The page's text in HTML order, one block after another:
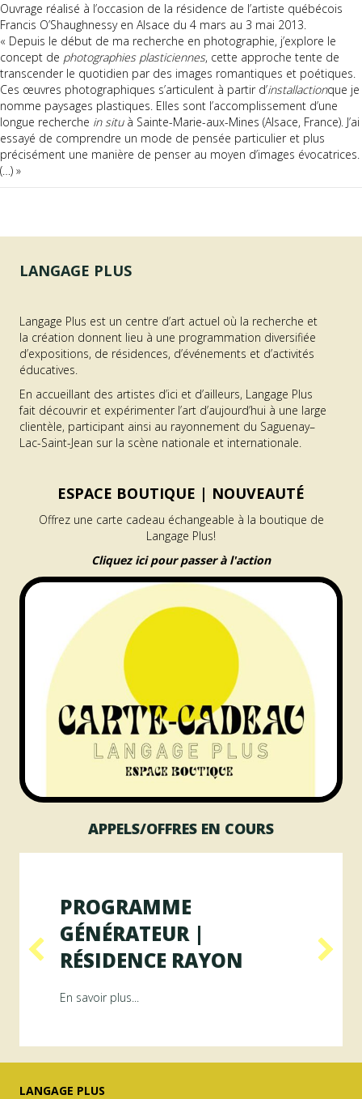
Ouvrage réalisé à l’occasion de la résidence de l’artiste québécois
Francis O’Shaughnessy en Alsace du 4 mars au 3 mai 2013.
« Depuis le début de ma recherche en photographie, j’explore le
concept de photographies plasticiennes, cette approche tente de
transcender le quotidien par des images romantiques et poétiques.
Ces œuvres photographiques s’articulent à partir d’installactionque je
nomme paysages plastiques. Elles sont l’accomplissement d’une
longue recherche in situà Sainte-Marie-aux-Mines (Alsace, France). J’ai
essayé de comprendre un mode de pensée particulier et plus
précisément une manière de penser au moyen d’images évocatrices.
(…) »
LANGAGE PLUS
Langage Plus est un centre d’art actuel où la recherche et
la création donnent lieu à une programmation diversifiée
d’expositions, de résidences, d’événements et d’activités
éducatives.
En accueillant des artistes d’ici et d’ailleurs, Langage Plus
fait découvrir et expérimenter l’art d’aujourd’hui à une large
clientèle, participant ainsi au rayonnement du Saguenay–
Lac-Saint-Jean sur la scène nationale et internationale.
ESPACE BOUTIQUE | NOUVEAUTÉ
Offrez une carte cadeau échangeable à la boutique de
Langage Plus!
Cliquez ici pour passer à l'action
APPELS/OFFRES EN COURS
ArAMiS
PROGRAMME
GÉNÉRATEUR |
RÉSIDENCE RAYON
En savoir plus...
LANGAGE PLUS